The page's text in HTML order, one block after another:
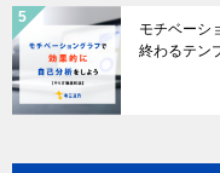
モチベーシ
終わるテン